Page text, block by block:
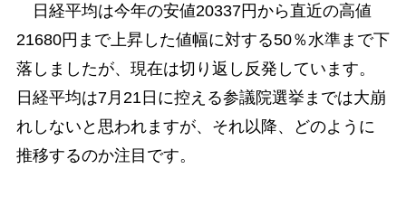
日経平均は今年の安値20337円から直近の高値
21680円まで上昇した値幅に対する50％水準まで下
落しましたが、現在は切り返し反発しています。
日経平均は7月21日に控える参議院選挙までは大崩
れしないと思われますが、それ以降、どのように
推移するのか注目です。